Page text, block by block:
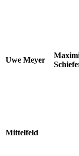
Uwe Meyer
Mittelfeld